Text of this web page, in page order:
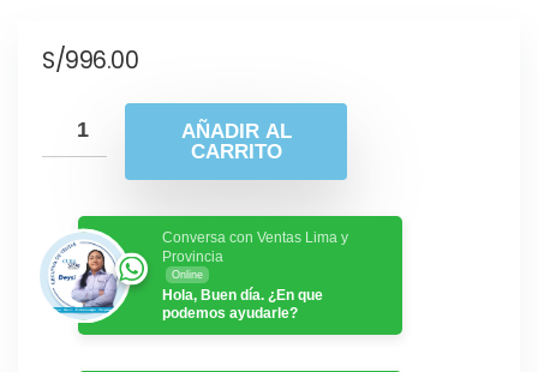
S/996.00
AÑADIR AL
CARRITO
Conversa con Ventas Lima y
Provincia
Online
Hola, Buen día. ¿En que
podemos ayudarle?